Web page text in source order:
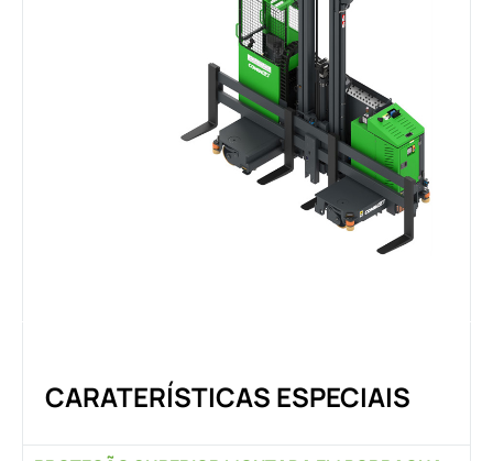
CARATERÍSTICAS ESPECIAIS